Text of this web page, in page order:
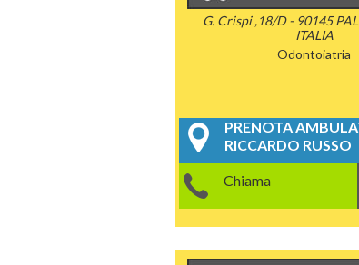
G. Crispi ,18/D - 90145
ITALIA
Odontoiatria
PRENOTA
RICCARDO RUSSO
Chiama